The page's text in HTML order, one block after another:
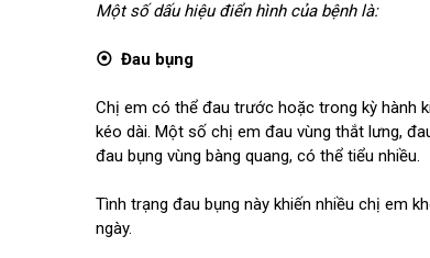
Một số dấu hiệu điển hình của bệnh là:
⦿ Đau bụng
Chị em có thể đau trước hoặc trong kỳ hành
kéo dài. Một số chị em đau vùng thắt lưng,
đau bụng vùng bàng quang, có thể tiểu nhiều.
Tình trạng đau bụng này khiến nhiều chị em
ngày.